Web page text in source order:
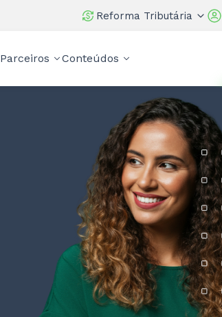
Reforma Tributária
Parceiros Conteúdos